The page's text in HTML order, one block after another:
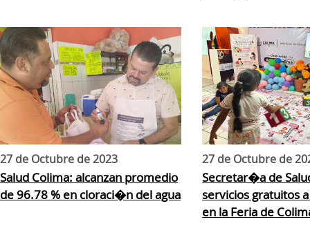
27 de Octubre de 2023
Salud Colima: alcanzan promedio
de 96.78 % en cloraci�n del agua
27 de Octubre de
Secretar�a de
servicios gratuitos
en la Feria de